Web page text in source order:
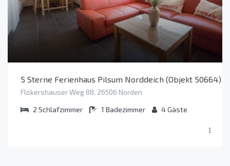
5 Sterne Ferienhaus Pilsum Norddeich (Objekt 50664)
Flökershauser Weg 88, 26506 Norden
2 Schlafzimmer 1 Badezimmer 4Gäste